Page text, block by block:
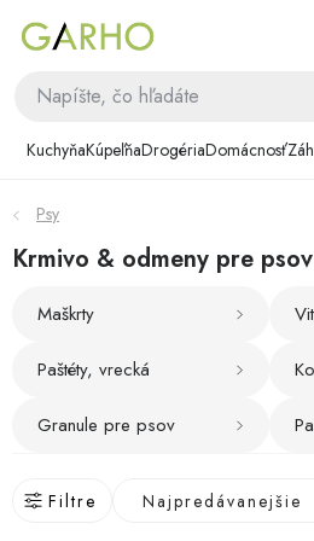
KuchyňaKúpeľňaDrogériaDomácnosť
Kuchyňa
Kúpeľňa
Hobby
Psy
Krmivo & odmeny pre psov
Maškrty
Paštéty, vrecká
Granule pre psov
Filtre Najpredávanejšie